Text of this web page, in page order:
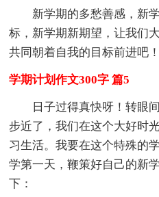
新学期的多愁善感，新学
标，新学期新期望，让我们
共同朝着自我的目标前进吧！
学期计划作文300字 篇5
日子过得真快呀！转眼间
步近了，我们在这个大好时
习生活。我要在这个特殊
学第一天，鞭策好自己的新
下：